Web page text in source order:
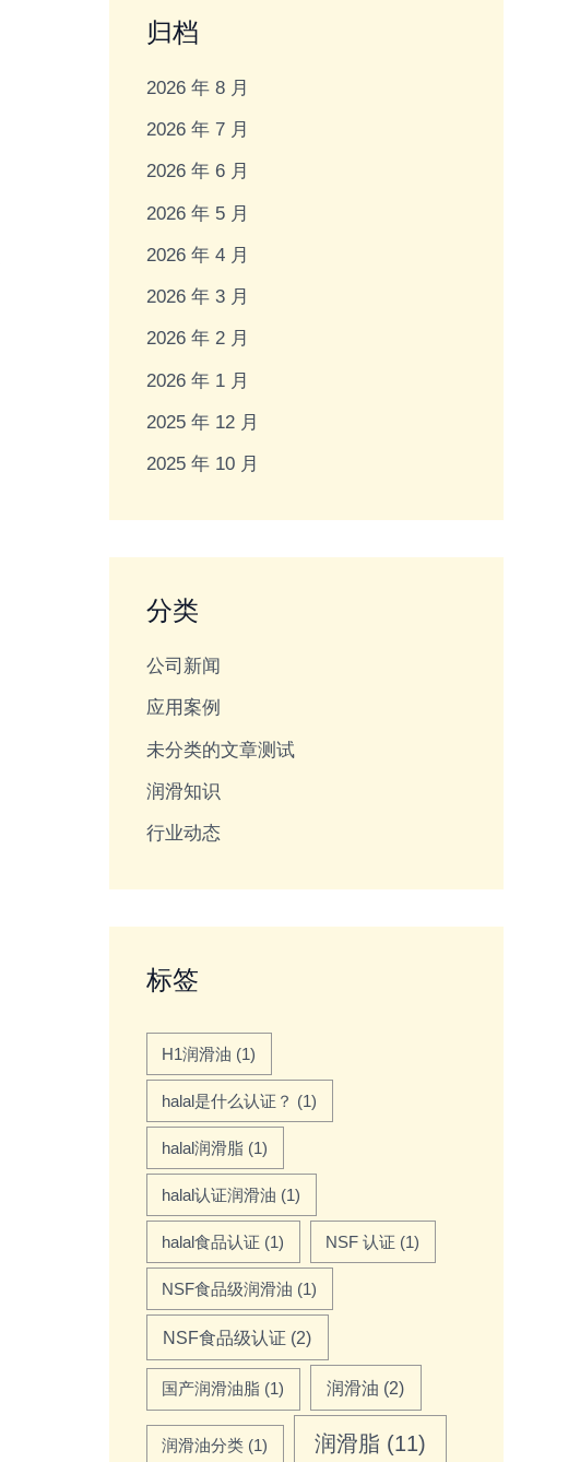
归档
2026 年 8 月
2026 年 7 月
2026 年 6 月
2026 年 5 月
2026 年 4 月
2026 年 3 月
2026 年 2 月
2026 年 1 月
2025 年 12 月
2025 年 10 月
分类
公司新闻
应用案例
未分类的文章测试
润滑知识
行业动态
标签
H1润滑油 (1)
halal是什么认证？ (1)
halal润滑脂 (1)
halal认证润滑油 (1)
halal食品认证 (1) NSF 认证 (1)
NSF食品级润滑油 (1)
NSF食品级认证 (2)
国产润滑油脂 (1) 润滑油 (2)
润滑油分类 (1) 润滑脂 (11)